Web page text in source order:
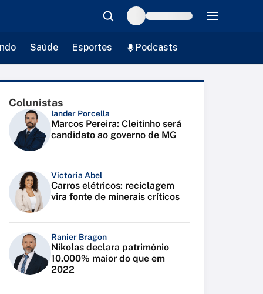
Saúde Esportes Podcasts
Colunistas
Iander Porcella
Marcos Pereira: Cleitinho será
candidato ao governo de MG
Victoria Abel
Carros elétricos: reciclagem
vira fonte de minerais críticos
Ranier Bragon
Nikolas declara patrimônio
10.000% maior do que em
2022